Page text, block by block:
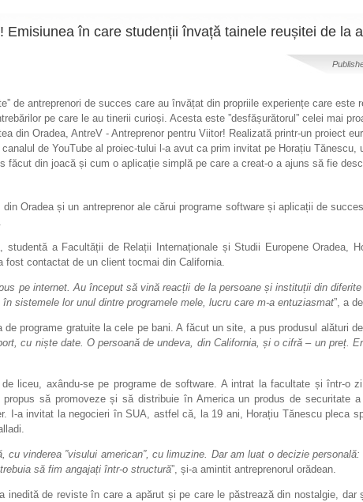
Emisiunea în care studenții învață tainele reușitei de la
de antreprenori de succes care au învățat din propriile experiențe care
pe care le au tinerii curioși. Acesta este ”desfășurătorul” celei mai
din Oradea, AntreV - Antreprenor pentru Viitor! Realizată printr-un proiect
de YouTube al proiec-tului l-a avut ca prim invitat pe Horațiu Tănescu,
din joacă și cum o aplicație simplă pe care a creat-o a ajuns să fie
Oradea și un antreprenor ale cărui programe software și aplicații de
studentă a Facultății de Relații Internaționale și Studii Europene Oradea,
contactat de un client tocmai din California.
pe internet. Au început să vină reacții de la persoane și instituții din
sistemele lor unul dintre programele mele, lucru care m-a entuziasmat”, a
programe gratuite la cele pe bani. A făcut un site, a pus produsul alături
cu niște date. O persoană de undeva, din California, și o cifră – un preț.
liceu, axându-se pe programe de software. A intrat la facultate și într-o
să promoveze și să distribuie în America un produs de securitate
I-a invitat la negocieri în SUA, astfel că, la 19 ani, Horațiu Tănescu pleca
cu vinderea ”visului american”, cu limuzine. Dar am luat o decizie
să fim angajați într-o structură”, și-a amintit antreprenorul orădean.
inedită de reviste în care a apărut și pe care le păstrează din nostalgie, dar